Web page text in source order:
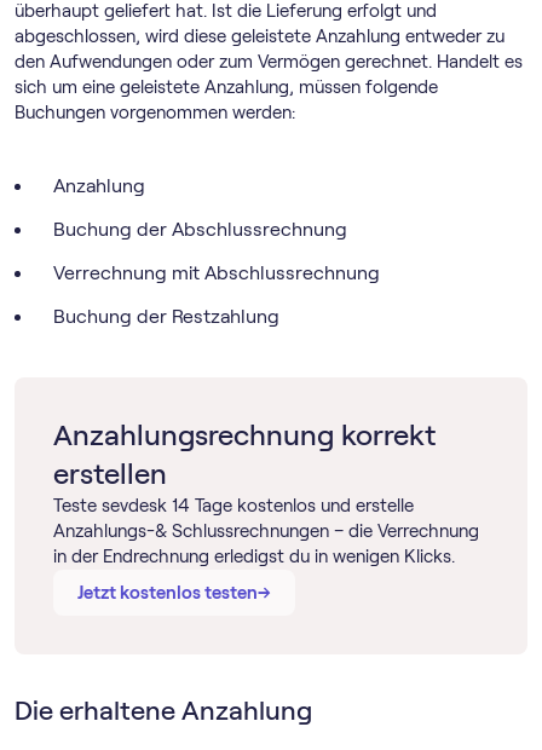
überhaupt geliefert hat. Ist die Lieferung erfolgt und
abgeschlossen, wird diese geleistete Anzahlung entweder zu
den Aufwendungen oder zum Vermögen gerechnet. Handelt es
sich um eine geleistete Anzahlung, müssen folgende
Buchungen vorgenommen werden:
Anzahlung
Buchung der Abschlussrechnung
Verrechnung mit Abschlussrechnung
Buchung der Restzahlung
Anzahlungsrechnung korrekt
erstellen
Teste sevdesk 14 Tage kostenlos und erstelle
Anzahlungs-& Schlussrechnungen – die Verrechnung
in der Endrechnung erledigst du in wenigen Klicks.
Jetzt kostenlos testen→
→
Die erhaltene Anzahlung